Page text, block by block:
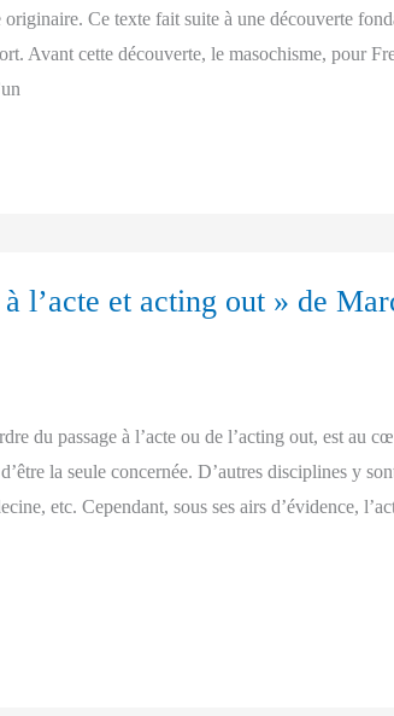
Ce texte fait suite à une découverte
Avant cette découverte, le masochisme, pour
à l’acte et acting out » de
du passage à l’acte ou de l’acting out, est au
la seule concernée. D’autres disciplines y
etc. Cependant, sous ses airs d’évidence,